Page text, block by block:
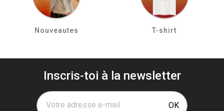
Nouveautes T-shirt
Inscris-toi à la newsletter
Votre adresse e-mail OK